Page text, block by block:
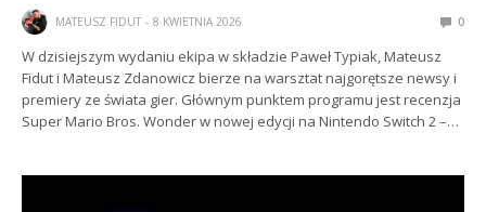
MATEUSZ FIDUT 8 KWIETNIA 2026 0
W dzisiejszym wydaniu ekipa w składzie Paweł Typiak, Mateusz
Fidut i Mateusz Zdanowicz bierze na warsztat najgorętsze newsy i
premiery ze świata gier. Głównym punktem programu jest recenzja
Super Mario Bros. Wonder w nowej edycji na Nintendo Switch 2 –…